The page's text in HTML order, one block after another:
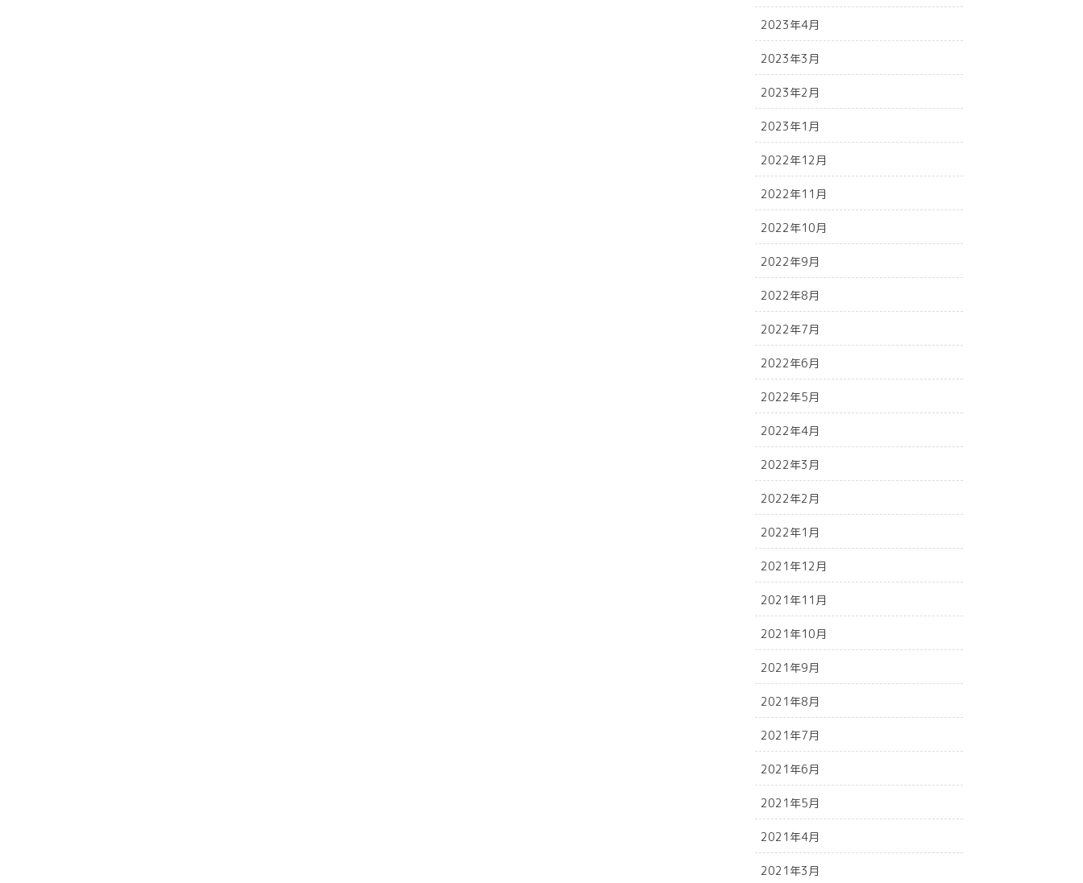
2023年4月
2023年3月
2023年2月
2023年1月
2022年12月
2022年11月
2022年10月
2022年9月
2022年8月
2022年7月
2022年6月
2022年5月
2022年4月
2022年3月
2022年2月
2022年1月
2021年12月
2021年11月
2021年10月
2021年9月
2021年8月
2021年7月
2021年6月
2021年5月
2021年4月
2021年3月